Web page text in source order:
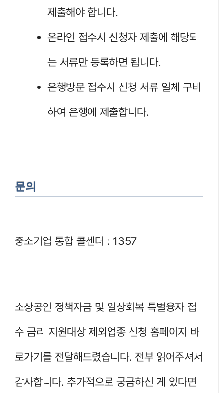
제출해야 합니다.
온라인 접수시 신청자 제출에 해당되
는 서류만 등록하면 됩니다.
은행방문 접수시 신청 서류 일체 구비
하여 은행에 제출합니다.
문의
중소기업 통합 콜센터 : 1357
소상공인 정책자금 및 일상회복 특별융자 접
수 금리 지원대상 제외업종 신청 홈페이지 바
로가기를 전달해드렸습니다. 전부 읽어주셔서
감사합니다. 추가적으로 궁금하신 게 있다면